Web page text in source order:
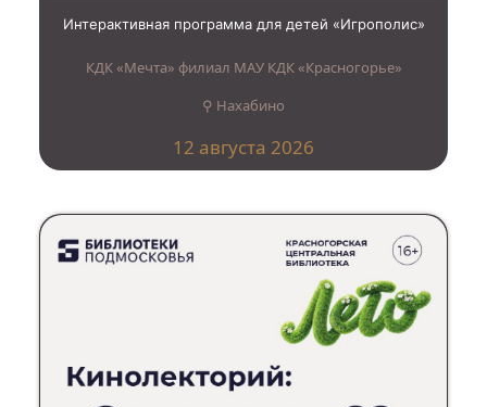
Интерактивная программа для детей «Игрополис»
КДК «Мечта» филиал МАУ КДК «Красногорье»
⚲ Нахабино
12 августа 2026